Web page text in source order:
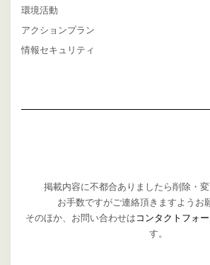
環境活動
アクションプラン
情報セキュリティ
掲載内容に不都合ありましたら削除・変
お手数ですがご連絡頂きますようお
そのほか、お問い合わせはコンタクトフォ
す。